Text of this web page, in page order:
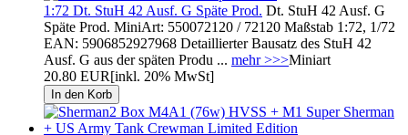
1:72 Dt. StuH 42 Ausf. G Späte Prod. Dt. StuH 42 Ausf. G
Späte Prod. MiniArt: 550072120 / 72120 Maßstab 1:72, 1/72
EAN: 5906852927968 Detaillierter Bausatz des StuH 42
Ausf. G aus der späten Produ ... mehr >>>Miniart
20.80 EUR[inkl. 20% MwSt]